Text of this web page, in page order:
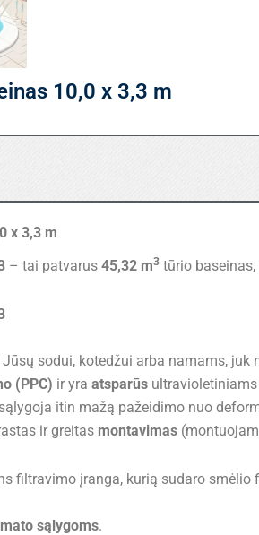
10,0 x 3,3 m
x 3,3 m
– tai patvarus 45,32 m3 tūrio
sodui, kotedžui arba namams,
(PPC) ir yra atsparūs
itin mažą pažeidimo nuo
ir greitas montavimas
filtravimo įranga, kurią sudaro
sąlygoms.